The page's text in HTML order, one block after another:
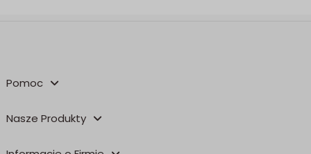
Pomoc
Nasze Produkty